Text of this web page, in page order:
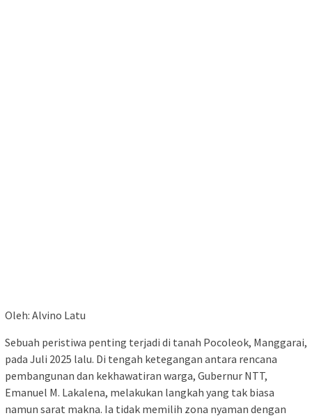
Oleh: Alvino Latu
Sebuah peristiwa penting terjadi di tanah Pocoleok, Manggarai,
pada Juli 2025 lalu. Di tengah ketegangan antara rencana
pembangunan dan kekhawatiran warga, Gubernur NTT,
Emanuel M. Lakalena, melakukan langkah yang tak biasa
namun sarat makna. Ia tidak memilih zona nyaman dengan